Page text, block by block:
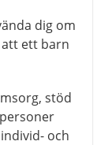
dig om
ett barn
stöd
och